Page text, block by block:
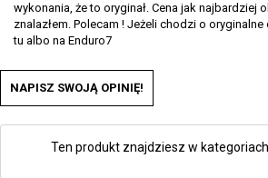
wykonania, że to oryginał. Cena jak najbardziej
znalazłem. Polecam ! Jeżeli chodzi o
tu albo na Enduro7
NAPISZ SWOJĄ OPINIĘ!
Ten produkt znajdziesz w